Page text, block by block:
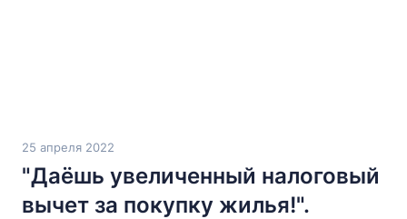
25 апреля 2022
"Даёшь увеличенный налоговый
вычет за покупку жилья!".